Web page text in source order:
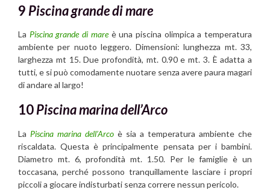
9 Piscina grande di mare
La Piscina grande di mareè una piscina olimpica a temperatura
ambiente per nuoto leggero. Dimensioni: lunghezza mt. 33,
larghezza mt 15. Due profondità, mt. 0.90 e mt. 3. È adatta a
tutti, e si può comodamente nuotare senza avere paura magari
di andare al largo!
10Piscina marina dell’Arco
La Piscina marina dell’Arco è sia a temperatura ambiente che
riscaldata. Questa è principalmente pensata per i bambini.
Diametro mt. 6, profondità mt. 1.50. Per le famiglie è un
toccasana, perché possono tranquillamente lasciare i propri
piccoli a giocare indisturbati senza correre nessun pericolo.